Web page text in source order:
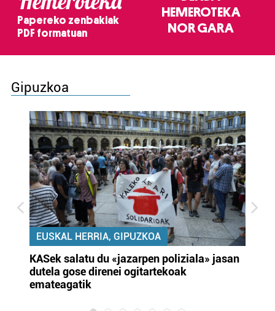
Papereko zenbakiak
PDF formatuan
HEMEROTEKA
NOR GARA
Gipuzkoa
EUSKAL HERRIA, GIPUZKOA
KASek salatu du «jazarpen poliziala» jasan
dutela gose direnei ogitartekoak
emateagatik